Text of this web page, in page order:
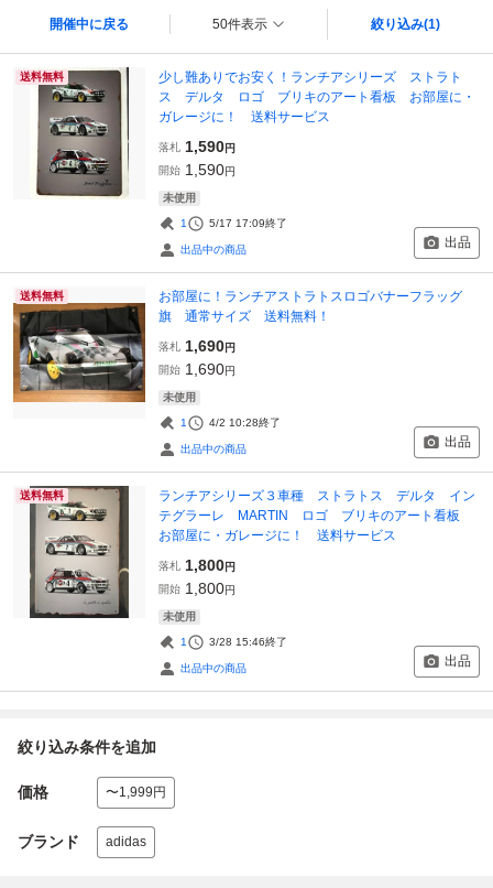
開催中に戻る 50件表示 絞り込み(1)
送料無料
少し難ありでお安く！ランチアシリーズ ストラト
ス デルタ ロゴ ブリキのアート看板 お部屋に・
ガレージに！ 送料サービス
落札 1,590円
開始 1,590円
未使用
1 5/17 17:09終了
出品中の商品 出品
送料無料
お部屋に！ランチアストラトスロゴバナーフラッグ
旗 通常サイズ 送料無料！
落札 1,690円
開始 1,690円
未使用
1 4/2 10:28終了
出品中の商品 出品
送料無料
ランチアシリーズ３車種 ストラトス デルタ イン
テグラーレ MARTIN ロゴ ブリキのアート看板
お部屋に・ガレージに！ 送料サービス
落札 1,800円
開始 1,800円
未使用
1 3/28 15:46終了
出品中の商品 出品
絞り込み条件を追加
価格 〜1,999円
ブランド adidas